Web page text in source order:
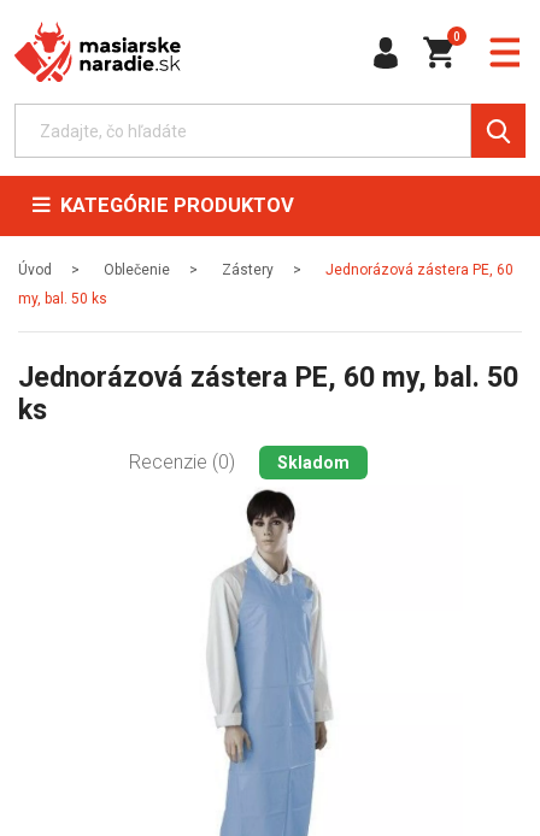
0
KATEGÓRIE PRODUKTOV
Úvod Oblečenie Zástery
Jednorázová zástera PE, 60
my, bal. 50 ks
Jednorázová zástera PE, 60 my, bal. 50
ks
Recenzie (0) Skladom